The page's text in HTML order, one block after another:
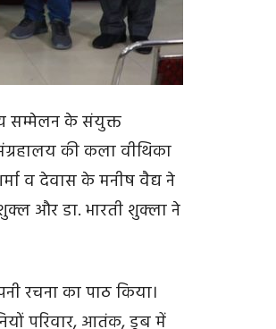
सम्मेलन के संयुक्त
की कला वीथ‍िका
व देवास के मनीष वैद्य ने
और डा. भारती शुक्ला ने
रचना का पाठ किया।
परिवार, आतंक, डूब में